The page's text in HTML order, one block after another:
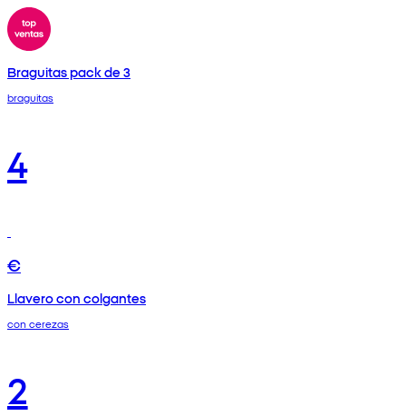
Braguitas pack de 3
braguitas
4
€
Llavero con colgantes
con cerezas
2